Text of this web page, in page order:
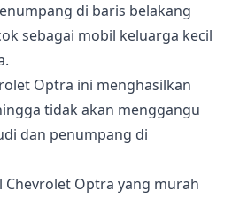
di baris belakang
sebagai mobil keluarga kecil
Optra ini menghasilkan
tidak akan menggangu
dan penumpang di
Chevrolet Optra yang murah